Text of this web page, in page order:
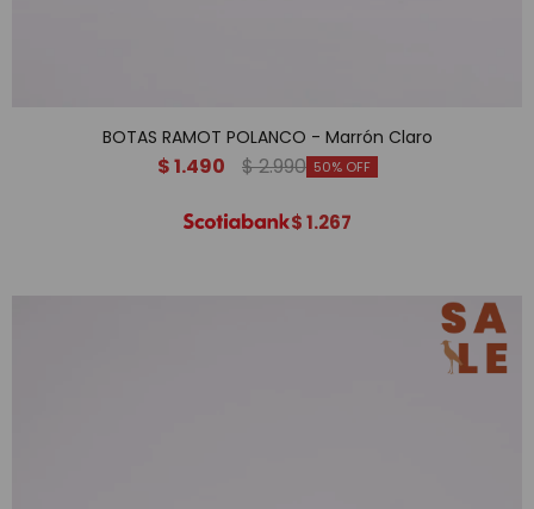
BOTAS RAMOT POLANCO - Marrón Claro
$1.490 $2.990 50
$1.267